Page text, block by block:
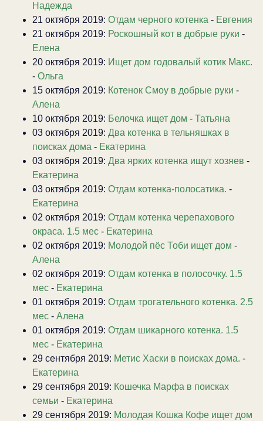
Надежда
21 октября 2019: Отдам черного котенка - Евгения
21 октября 2019: Роскошный кот в добрые руки -
Елена
20 октября 2019: Ищет дом годовалый котик Макс.
- Ольга
15 октября 2019: Котенок Смоу в добрые руки -
Алена
10 октября 2019: Белочка ищет дом - Татьяна
03 октября 2019: Два котенка в тельняшках в
поисках дома - Екатерина
03 октября 2019: Два ярких котенка ищут хозяев -
Екатерина
03 октября 2019: Отдам котенка-полосатика. -
Екатерина
02 октября 2019: Отдам котенка черепахового
окраса. 1.5 мес - Екатерина
02 октября 2019: Молодой пёс Тоби ищет дом -
Алена
02 октября 2019: Отдам котенка в полосочку. 1.5
мес - Екатерина
01 октября 2019: Отдам трогательного котенка. 2.5
мес - Алена
01 октября 2019: Отдам шикарного котенка. 1.5
мес - Екатерина
29 сентября 2019: Метис Хаски в поисках дома. -
Екатерина
29 сентября 2019: Кошечка Марфа в поисках
семьи - Екатерина
29 сентября 2019: Молодая Кошка Кофе ищет дом